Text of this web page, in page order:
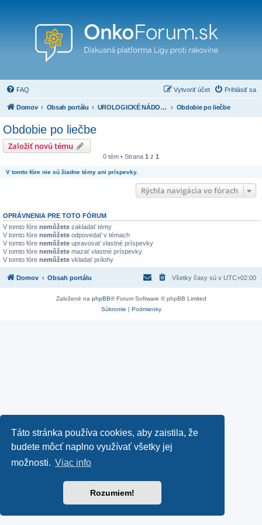
Táto stránka používa cookies, aby zaistila, že
budete môcť naplno využívať všetky jej
možnosti. Viac info
Rozumiem!
FAQ Prihlásiť sa
Vytvoriť účet
Domov Obsah portálu UROLOGICKÉ NÁDORY ( nádory prostaty, penisu, obličiek, močového mechúra a iné) Obdobie po liečbe
Obdobie po liečbe
Založiť novú tému
0 tém • Strana 1 z 1
V tomto fóre nie sú žiadne témy ani príspevky.
Rýchla navigácia vo fórach
OPRÁVNENIA PRE TOTO FÓRUM
V tomto fóre nemôžete zakladať témy
V tomto fóre nemôžete odpovedať v témach
V tomto fóre nemôžete upravovať vlastné príspevky
V tomto fóre nemôžete mazať vlastné príspevky
V tomto fóre nemôžete vkladať prílohy
Domov Obsah portálu Všetky časy sú v UTC+02:00
Založené na phpBB® Forum Software © phpBB Limited
Súkromie | Podmienky